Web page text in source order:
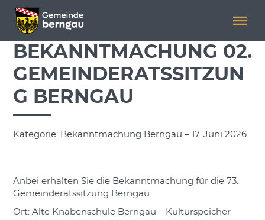
Menü überspringen
Menü überspringen
BEKANNTMACHUNG 02.
GEMEINDERATSSITZUN
G BERNGAU
Kategorie: Bekanntmachung Berngau – 17. Juni 2026
Anbei erhalten Sie die Bekanntmachung für die 73.
Gemeinderatssitzung Berngau.
Ort: Alte Knabenschule Berngau – Kulturspeicher